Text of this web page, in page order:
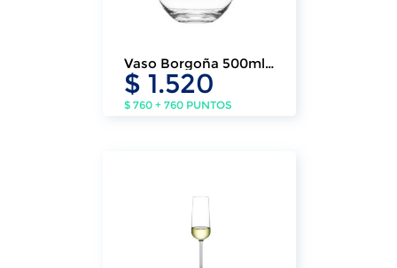
Vaso Borgoña 500ml
Deli
$ 1.520
$ 760 + 760 PUNTOS